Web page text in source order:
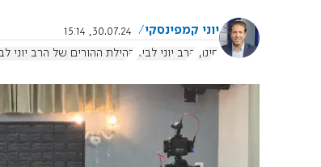
יוני קמפינסקי
30.07.24, 15:14
חינוך הרב יוני לביא קהילת ההורים של הרב יוני